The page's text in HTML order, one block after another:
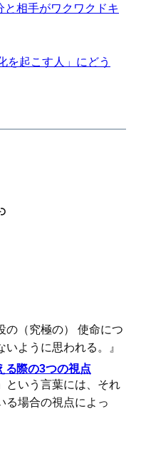
と相手がワクワクドキ
を起こす人」にどう
コピーする
の（究極の） 使命につ
ように思われる。』
る際の3つの視点
という言葉には、それ
る場合の視点によっ